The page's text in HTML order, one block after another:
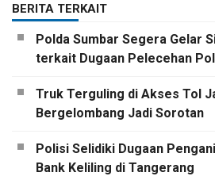
BERITA TERKAIT
Polda Sumbar Segera Gelar
terkait Dugaan Pelecehan
Truk Terguling di Akses Tol
Bergelombang Jadi Sorotan
Polisi Selidiki Dugaan
Bank Keliling di Tangerang